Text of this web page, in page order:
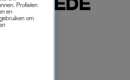
Profielen
en
om